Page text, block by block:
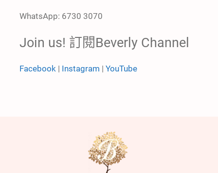
WhatsApp: 6730 3070
Join us! 訂閱Beverly Channel
Facebook | Instagram | YouTube